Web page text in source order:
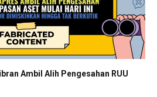
Ambil Alih Pengesahan RUU